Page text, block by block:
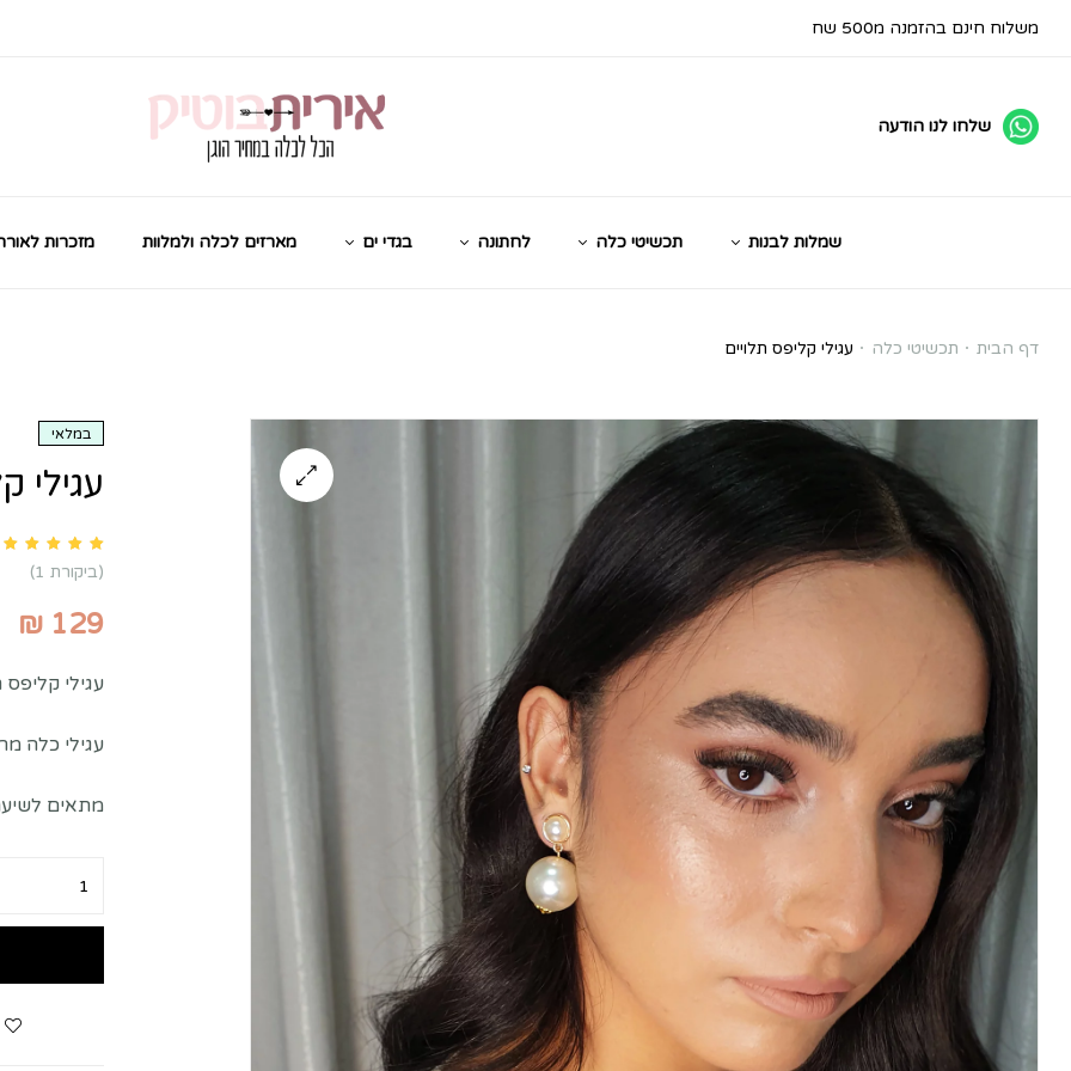
משלוח חינם בהזמנה מ500 שח
שלחו לנו הודעה
שמלות לבנות תכשיטי כלה לחתונה בגדי ים מארזים לכלה ולמלוות מזכרות
עגילי
קליפס
תלויים
דף הבית תכשיטי כלה עגילי קליפס תלויים
במלאי
עגילי
1
customer rating
(ביקורת 1
)
₪129
עגילי קליפס
עגילי כלה
מתאים